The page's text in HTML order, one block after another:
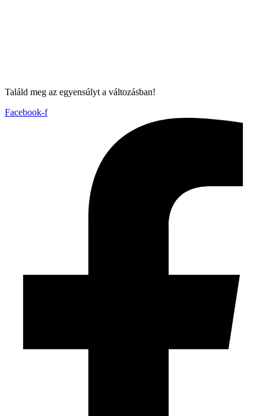
Találd meg az egyensúlyt a változásban!
Facebook-f